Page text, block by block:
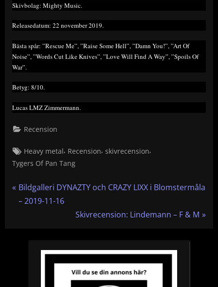
Skivbolag: Mighty Music.
Releasedatum: 22 november 2019.
Bästa spår: ”Rescue Me”, ”Raise Some Hell”, ”Damn You!”, ”Art Of
Noise”, ”Words Cut Like Knives”, ”Love Will Find A Way”, ”Spoils Of
War”.
Betyg: 8/10.
Lucas LMZ Zimmermann.
Recension
Tags:
Heavy metal, Recension,skivrecension,
Tygers Of Pan Tang
P
r
Bildgalleri DYNAZTY och CRAZY LIXX i Blomstermåla
– 2019-11-16
N
t
P
o
Skivrecension: Lindemann – F & M